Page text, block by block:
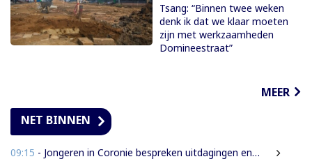
Tsang: “Binnen twee weken
denk ik dat we klaar moeten
zijn met werkzaamheden
Domineestraat”
MEER
NET BINNEN
09:15 - Jongeren in Coronie bespreken uitdagingen en toekomst tijdens districtsjeugdcongres